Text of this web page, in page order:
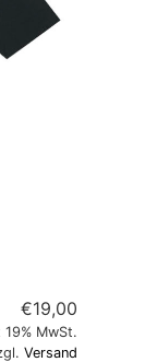
€19,00
19% MwSt.
Versand